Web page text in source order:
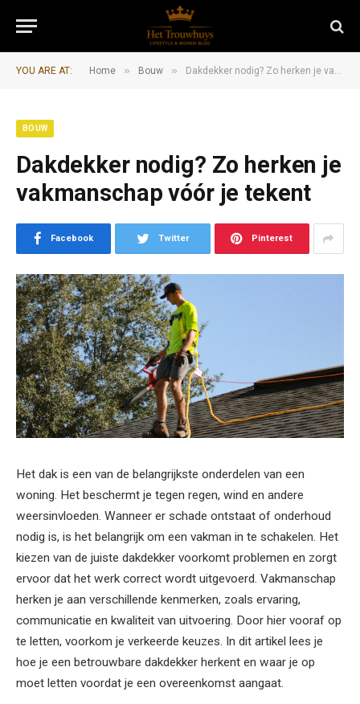
YOU ARE AT: Home » Bouw » Dakdekker nodig? Zo herken je vakmanschap vóór je tekent
BOUW
Dakdekker nodig? Zo herken je
vakmanschap vóór je tekent
Facebook Twitter Pinterest
Het dak is een van de belangrijkste onderdelen van een
woning. Het beschermt je tegen regen, wind en andere
weersinvloeden. Wanneer er schade ontstaat of onderhoud
nodig is, is het belangrijk om een vakman in te schakelen. Het
kiezen van de juiste dakdekker voorkomt problemen en zorgt
ervoor dat het werk correct wordt uitgevoerd. Vakmanschap
herken je aan verschillende kenmerken, zoals ervaring,
communicatie en kwaliteit van uitvoering. Door hier vooraf op
te letten, voorkom je verkeerde keuzes. In dit artikel lees je
hoe je een betrouwbare dakdekker herkent en waar je op
moet letten voordat je een overeenkomst aangaat.